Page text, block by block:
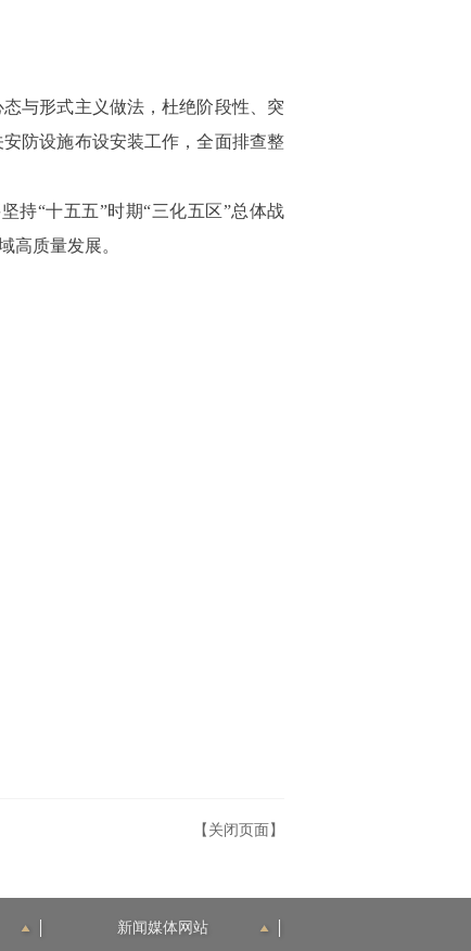
与形式主义做法，杜绝阶段性、突
防设施布设安装工作，全面排查整
持“十五五”时期“三化五区”总体战
高质量发展。
【关闭页面】
新闻媒体网站